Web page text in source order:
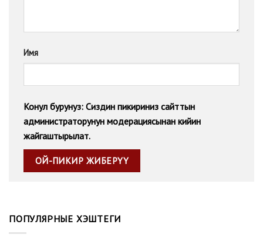
Имя
Конул бурунуз: Сиздин пикириниз сайттын
администраторунун модерациясынан кийин
жайгаштырылат.
ПОПУЛЯРНЫЕ ХЭШТЕГИ